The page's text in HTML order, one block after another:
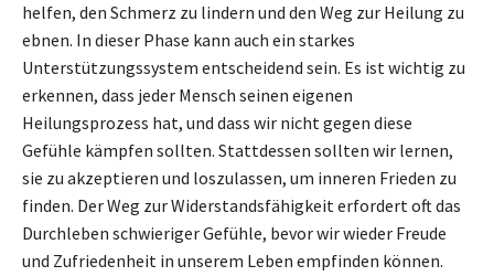
helfen, den Schmerz zu lindern und den Weg zur Heilung zu
ebnen. In dieser Phase kann auch ein starkes
Unterstützungssystem entscheidend sein. Es ist wichtig zu
erkennen, dass jeder Mensch seinen eigenen
Heilungsprozess hat, und dass wir nicht gegen diese
Gefühle kämpfen sollten. Stattdessen sollten wir lernen,
sie zu akzeptieren und loszulassen, um inneren Frieden zu
finden. Der Weg zur Widerstandsfähigkeit erfordert oft das
Durchleben schwieriger Gefühle, bevor wir wieder Freude
und Zufriedenheit in unserem Leben empfinden können.